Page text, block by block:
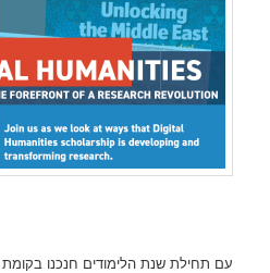
עם תחילת שנת הלימודים חנכנו